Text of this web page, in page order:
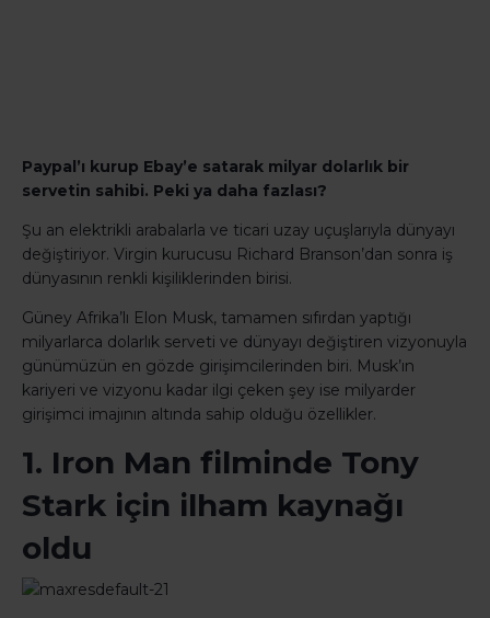
Paypal’ı kurup Ebay’e satarak milyar dolarlık bir
servetin sahibi. Peki ya daha fazlası?
Şu an elektrikli arabalarla ve ticari uzay uçuşlarıyla dünyayı
değiştiriyor. Virgin kurucusu Richard Branson’dan sonra iş
dünyasının renkli kişiliklerinden birisi.
Güney Afrika’lı Elon Musk, tamamen sıfırdan yaptığı
milyarlarca dolarlık serveti ve dünyayı değiştiren vizyonuyla
günümüzün en gözde girişimcilerinden biri. Musk’ın
kariyeri ve vizyonu kadar ilgi çeken şey ise milyarder
girişimci imajının altında sahip olduğu özellikler.
1. Iron Man filminde Tony
Stark için ilham kaynağı
oldu